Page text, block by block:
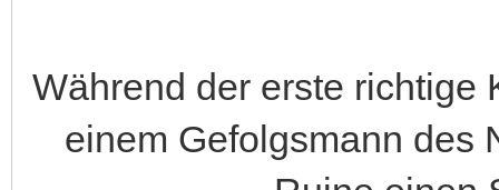
Während der erste richtige
einem Gefolgsmann des